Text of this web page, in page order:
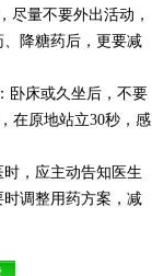
尽量不要外出活动，
降糖药后，更要减
卧床或久坐后，不要
在原地站立30秒，感
，应主动告知医生
调整用药方案，减